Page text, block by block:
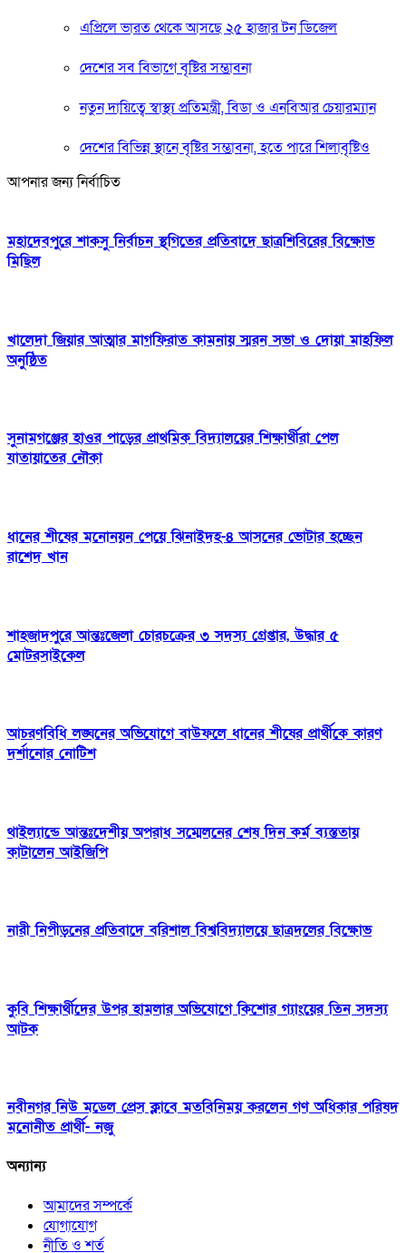
এপ্রিলে ভারত থেকে আসছে ২৫ হাজার টন ডিজেল
দেশের সব বিভাগে বৃষ্টির সম্ভাবনা
নতুন দায়িত্বে স্বাস্থ্য প্রতিমন্ত্রী, বিডা ও এনবিআর চেয়ারম্যান
দেশের বিভিন্ন স্থানে বৃষ্টির সম্ভাবনা, হতে পারে শিলাবৃষ্টিও
আপনার জন্য নির্বাচিত
মহাদেবপুরে শাকসু নির্বাচন স্থগিতের প্রতিবাদে ছাত্রশিবিরের বিক্ষোভ
মিছিল
খালেদা জিয়ার আত্মার মাগফিরাত কামনায় স্মরন সভা ও দোয়া মাহফিল
অনুষ্ঠিত
সুনামগঞ্জের হাওর পাড়ের প্রাথমিক বিদ্যালয়ের শিক্ষার্থীরা পেল
যাতায়াতের নৌকা
ধানের শীষের মনোনয়ন পেয়ে ঝিনাইদহ-৪ আসনের ভোটার হচ্ছেন
রাশেদ খান
শাহজাদপুরে আন্তঃজেলা চোরচক্রের ৩ সদস্য গ্রেপ্তার, উদ্ধার ৫
মোটরসাইকেল
আচরণবিধি লঙ্ঘনের অভিযোগে বাউফলে ধানের শীষের প্রার্থীকে কারণ
দর্শানোর নোটিশ
থাইল্যান্ডে আন্তঃদেশীয় অপরাধ সম্মেলনের শেষ দিন কর্ম ব্যস্ততায়
কাটালেন আইজিপি
নারী নিপীড়নের প্রতিবাদে বরিশাল বিশ্ববিদ্যালয়ে ছাত্রদলের বিক্ষোভ
কুবি শিক্ষার্থীদের উপর হামলার অভিযোগে কিশোর গ্যাংয়ের তিন সদস্য
আটক
নবীনগর নিউ মডেল প্রেস ক্লাবে মতবিনিময় করলেন গণ অধিকার পরিষদ
মনোনীত প্রার্থী- নজু
অন্যান্য
আমাদের সম্পর্কে
যোগাযোগ
নীতি ও শর্ত